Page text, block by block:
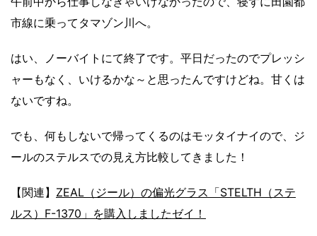
市線に乗ってタマゾン川へ。
はい、ノーバイトにて終了です。平日だったのでプレッシ
ャーもなく、いけるかな～と思ったんですけどね。甘くは
ないですね。
でも、何もしないで帰ってくるのはモッタイナイので、ジ
ールのステルスでの見え方比較してきました！
【関連】 ZEAL（ジール）の偏光グラス「STELTH（ステ
ルス）F-1370」を購入しましたゼイ！